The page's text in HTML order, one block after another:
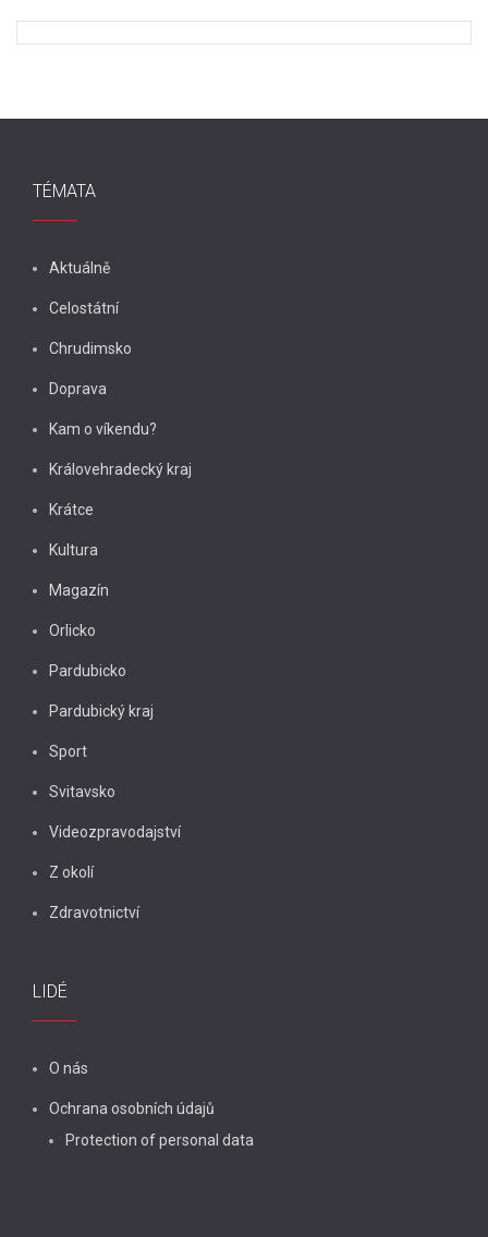
TÉMATA
Aktuálně
Celostátní
Chrudimsko
Doprava
Kam o víkendu?
Královehradecký kraj
Krátce
Kultura
Magazín
Orlicko
Pardubicko
Pardubický kraj
Sport
Svitavsko
Videozpravodajství
Z okolí
Zdravotnictví
LIDÉ
O nás
Ochrana osobních údajů
Protection of personal data